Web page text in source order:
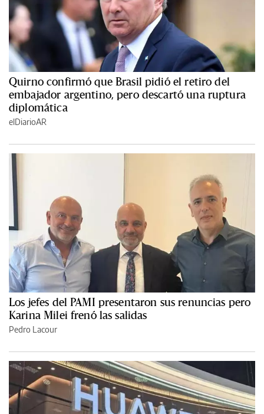
Quirno confirmó que Brasil pidió el retiro del
embajador argentino, pero descartó una ruptura
diplomática
elDiarioAR
Los jefes del PAMI presentaron sus renuncias pero
Karina Milei frenó las salidas
Pedro Lacour